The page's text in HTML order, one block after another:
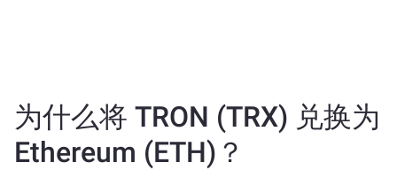
为什么将 TRON (TRX) 兑换为
Ethereum (ETH)？